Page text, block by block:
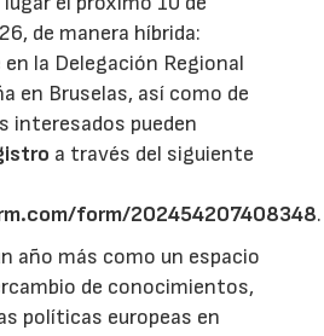
de manera híbrida:
la Delegación Regional
en Bruselas, así como de
interesados pueden
a través del siguiente
form/202454207408348.
año más como un espacio
de conocimientos,
políticas europeas en